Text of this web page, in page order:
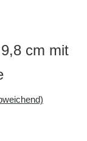
cm mit